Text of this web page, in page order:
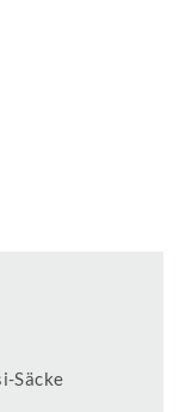
Säcke